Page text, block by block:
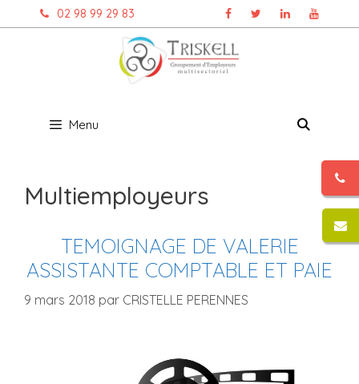
au
02 98 99 29 83
Menu
Multiemployeurs
TEMOIGNAGE DE VALERIE
ASSISTANTE COMPTABLE ET PAIE
9 mars 2018 par CRISTELLE PERENNES